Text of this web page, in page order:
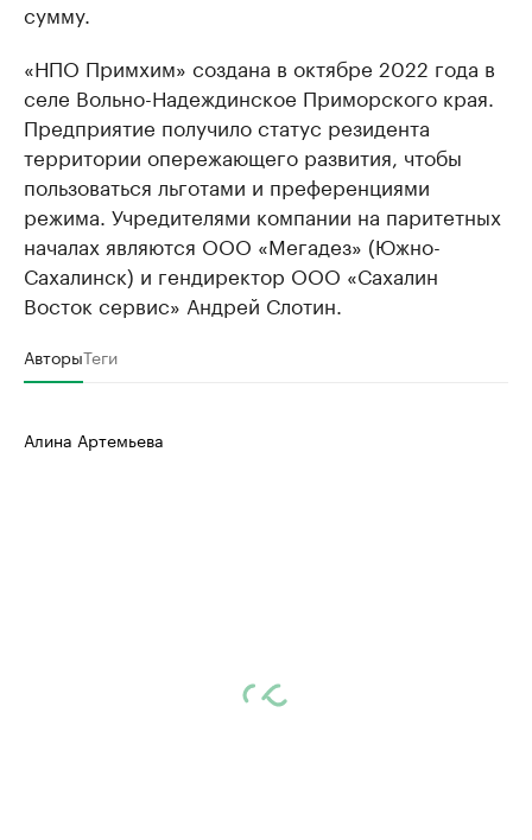
сумму.
«НПО Примхим» создана в октябре 2022 года в
селе Вольно-Надеждинское Приморского края.
Предприятие получило статус резидента
территории опережающего развития, чтобы
пользоваться льготами и преференциями
режима. Учредителями компании на паритетных
началах являются ООО «Мегадез» (Южно-
Сахалинск) и гендиректор ООО «Сахалин
Восток сервис» Андрей Слотин.
АвторыТеги
Алина Артемьева